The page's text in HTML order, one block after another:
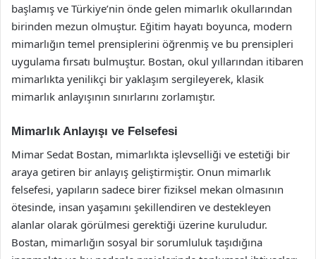
başlamış ve Türkiye’nin önde gelen mimarlık okullarından
birinden mezun olmuştur. Eğitim hayatı boyunca, modern
mimarlığın temel prensiplerini öğrenmiş ve bu prensipleri
uygulama fırsatı bulmuştur. Bostan, okul yıllarından itibaren
mimarlıkta yenilikçi bir yaklaşım sergileyerek, klasik
mimarlık anlayışının sınırlarını zorlamıştır.
Mimarlık Anlayışı ve Felsefesi
Mimar Sedat Bostan, mimarlıkta işlevselliği ve estetiği bir
araya getiren bir anlayış geliştirmiştir. Onun mimarlık
felsefesi, yapıların sadece birer fiziksel mekan olmasının
ötesinde, insan yaşamını şekillendiren ve destekleyen
alanlar olarak görülmesi gerektiği üzerine kuruludur.
Bostan, mimarlığın sosyal bir sorumluluk taşıdığına